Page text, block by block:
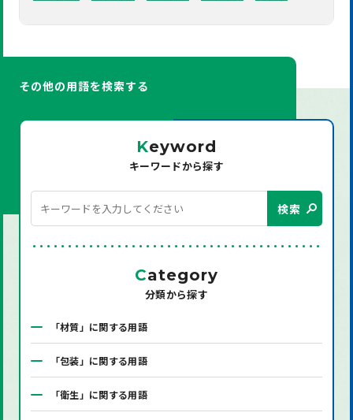
その他の用語を検索する
Keyword
キーワードから探す
検索
Category
分類から探す
「材質」に関する用語
「包装」に関する用語
「衛生」に関する用語